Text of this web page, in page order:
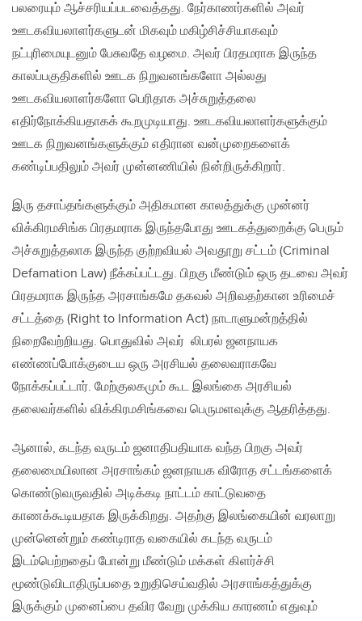
பலரையும் ஆச்சரியப்படவைத்தது. நேர்காணர்களில் அவர்
ஊடகவியலாளர்களுடன் மிகவும் மகிழ்சிச்சியாகவும்
நட்புரிமையுடனும் பேசுவதே வழமை. அவர் பிரதமராக இருந்த
காலப்பகுதிகளில் ஊடக நிறுவனங்களோ அல்லது
ஊடகவியலாளர்களோ பெரிதாக அச்சுறுத்தலை
எதிர்நோக்கியதாகக் கூறமுடியாது. ஊடகவியலாளர்களுக்கும்
ஊடக நிறுவனங்களுக்கும் எதிரான வன்முறைகளைக்
கண்டிப்பதிலும் அவர் முன்னணியில் நின்றிருக்கிறார்.
இரு தசாப்தங்களுக்கும் அதிகமான காலத்துக்கு முன்னர்
விக்கிரமசிங்க பிரதமராக இருந்தபோது ஊடகத்துறைக்கு பெரும்
அச்சுறுத்தலாக இருந்த குற்றவியல் அவதூறு சட்டம் (Criminal
Defamation Law) நீக்கப்பட்டது. பிறகு மீண்டும் ஒரு தடவை அவர்
பிரதமராக இருந்த அரசாங்கமே தகவல் அறிவதற்கான உரிமைச்
சட்டத்தை (Right to Information Act) நாடாளுமன்றத்தில்
நிறைவேற்றியது. பொதுவில் அவர் லிபரல் ஜனநாயக
எண்ணப்போக்குடைய ஒரு அரசியல் தலைவராகவே
நோக்கப்பட்டார். மேற்குலகமும் கூட இலங்கை அரசியல்
தலைவர்களில் விக்கிரமசிங்கவை பெருமளவுக்கு ஆதரித்தது.
ஆனால், கடந்த வருடம் ஜனாதிபதியாக வந்த பிறகு அவர்
தலைமையிலான அரசாங்கம் ஜனநாயக விரோத சட்டங்களைக்
கொண்டுவருவதில் அடிக்கடி நாட்டம் காட்டுவதை
காணக்கூடியதாக இருக்கிறது. அதற்கு இலங்கையின் வரலாறு
முன்னென்றும் கண்டிராத வகையில் கடந்த வருடம்
இடம்பெற்றதைப் போன்று மீண்டும் மக்கள் கிளர்ச்சி
மூண்டுவிடாதிருப்பதை உறுதிசெய்வதில் அரசாங்கத்துக்கு
இருக்கும் முனைப்பை தவிர வேறு முக்கிய காரணம் எதுவும்